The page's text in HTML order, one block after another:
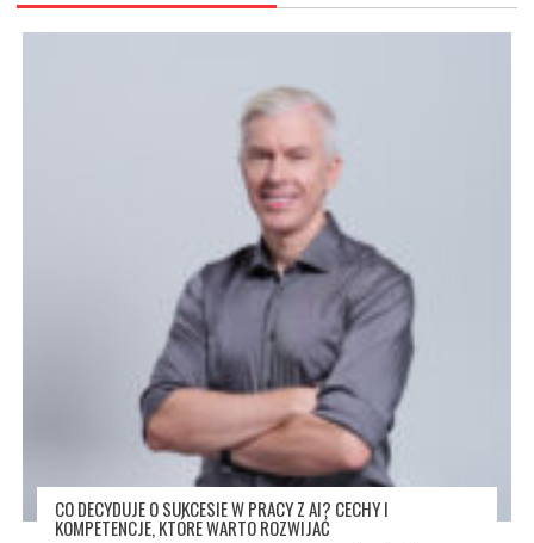
CO DECYDUJE O SUKCESIE W PRACY Z AI? CECHY I
KOMPETENCJE, KTÓRE WARTO ROZWIJAĆ